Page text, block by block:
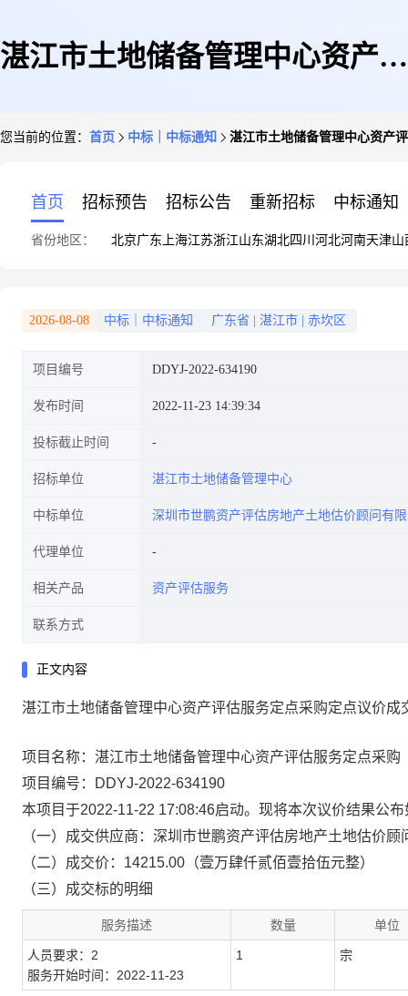
湛江市土地储备管理中心资产评
您当前的位置： 首页 中标｜中标通知 湛江市土地储备管理中心资产
首页 招标预告 招标公告 重新招标 中标通知
省份地区： 北京广东 上海江苏浙江山东湖北四川 河北河南天津山
2026-08-08 中标｜中标通知 广东省 湛江市 赤坎区
项目编号 DDYJ-2022-634190
发布时间 2022-11-23 14:39:34
投标截止时间
招标单位 湛江市土地储备管理中心
中标单位 深圳市世鹏资产评估房地产土地估价顾问有
代理单位
相关产品 资产评估服务
联系方式
正文内容
湛江市土地储备管理中心资产评估服务定点采购定点议价成
项目名称：湛江市土地储备管理中心资产评估服务定点采购
项目编号：DDYJ-2022-634190
本项目于2022-11-22 17:08:46启动。现将本次议价结果公布
（一）成交供应商：深圳市世鹏资产评估房地产土地估价顾
（二）成交价：14215.00（壹万肆仟贰佰壹拾伍元整）
（三）成交标的明细
服务描述 数量 单位
人员要求：2
服务开始时间：2022-11-23
1 宗